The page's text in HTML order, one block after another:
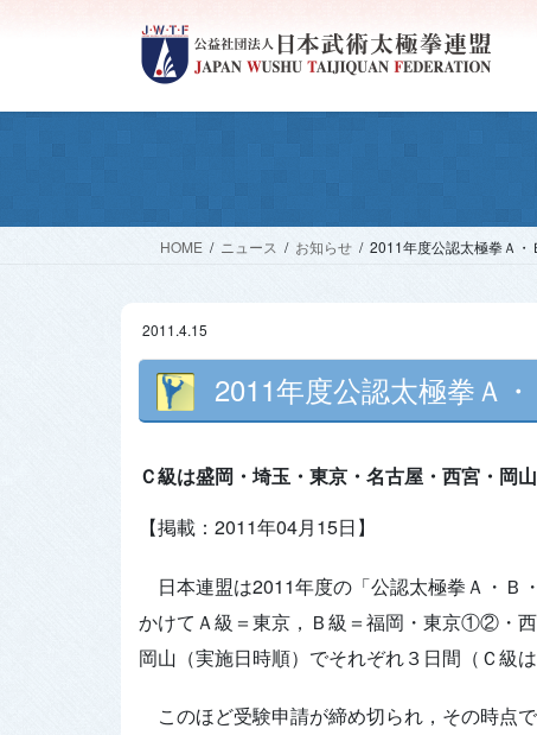
HOME ニュース お知らせ 2011年度公認太極拳Ａ・
2011.4.15
2011年度公認太極拳Ａ
Ｃ級は盛岡・埼玉・東京・名古屋・西宮・岡
【掲載：2011年04月15日】
日本連盟は2011年度の「公認太極拳Ａ・Ｂ
かけてＡ級＝東京，Ｂ級＝福岡・東京①②・
岡山（実施日時順）でそれぞれ３日間（Ｃ級
このほど受験申請が締め切られ，その時点